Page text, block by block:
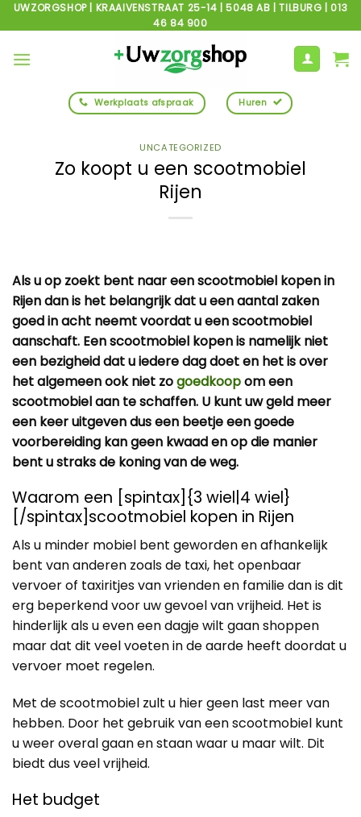
Ga
naar
inhoud
UWZORGSHOP | KRAAIVENSTRAAT 25-14 | 5048 AB | TILBURG | 013
46 84 900
Werkplaats afspraak Huren
UNCATEGORIZED
Zo koopt u een scootmobiel
Rijen
Als u op zoekt bent naar een scootmobiel kopen in
Rijen dan is het belangrijk dat u een aantal zaken
goed in acht neemt voordat u een scootmobiel
aanschaft. Een scootmobiel kopen is namelijk niet
een bezigheid dat u iedere dag doet en het is over
het algemeen ook niet zogoedkoopom een
scootmobiel aan te schaffen. U kunt uw geld meer
een keer uitgeven dus een beetje een goede
voorbereiding kan geen kwaad en op die manier
bent u straks de koning van de weg.
Waarom een [spintax]{3 wiel|4 wiel}
[/spintax]scootmobiel kopen in Rijen
Als u minder mobiel bent geworden en afhankelijk
bent van anderen zoals de taxi, het openbaar
vervoer of taxiritjes van vrienden en familie dan is dit
erg beperkend voor uw gevoel van vrijheid. Het is
hinderlijk als u even een dagje wilt gaan shoppen
maar dat dit veel voeten in de aarde heeft doordat u
vervoer moet regelen.
Met de scootmobiel zult u hier geen last meer van
hebben. Door het gebruik van een scootmobiel kunt
u weer overal gaan en staan waar u maar wilt. Dit
biedt dus veel vrijheid.
Het budget